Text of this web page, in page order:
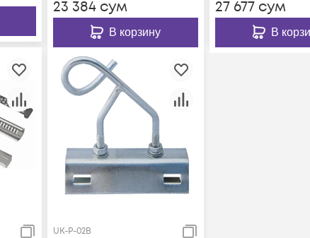
23 384сум
В корзину
27 677сум
В
UK-P-02B